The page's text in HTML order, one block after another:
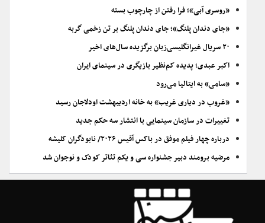
«روسری آبی»؛ فرا رفتن از چارچوب بسته
«جای دندان پلنگ»؛ جای دندان پلنگ بر تن زخمی گربه
۲۰ سریال غیرانگلیسی‌زبان برگزیده سال‌های اخیر
اکبر عبدی؛ پدیده کم‌نظیر بازیگری در سینمای ایران
«سامی» به ایتالیا می‌رود
«غروب در دیاری غریب» به خانه اردیبهشت اودلاجان رسید
تغییرات در سازمان سینمایی با انتشار سه حکم جدید
درباره چهار فیلم موفق در باکس آفیس ۲۰۲۶/ نابودگران کلیشه
مرضیه برومند دبیر جشنواره سی و یکم تئاتر کودک و نوجوان شد